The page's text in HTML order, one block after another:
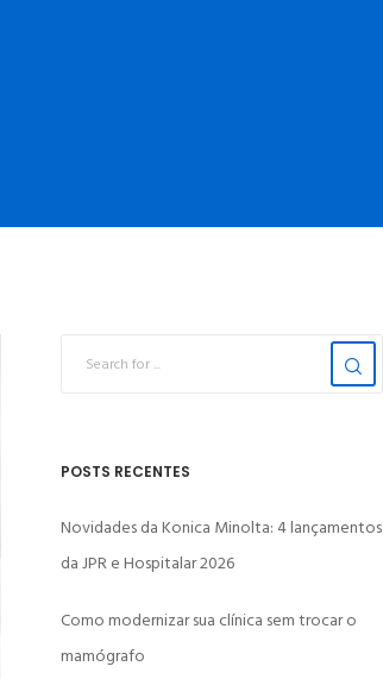
POSTS RECENTES
Novidades da Konica Minolta: 4 lançamentos
da JPR e Hospitalar 2026
Como modernizar sua clínica sem trocar o
mamógrafo